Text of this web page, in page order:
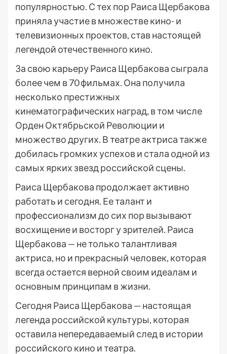
популярностью. С тех пор Раиса Щербакова
приняла участие в множестве кино- и
телевизионных проектов, став настоящей
легендой отечественного кино.
За свою карьеру Раиса Щербакова сыграла
более чем в 70 фильмах. Она получила
несколько престижных
кинематографических наград, в том числе
Орден Октябрьской Революции и
множество других. В театре актриса также
добилась громких успехов и стала одной из
самых ярких звезд российской сцены.
Раиса Щербакова продолжает активно
работать и сегодня. Ее талант и
профессионализм до сих пор вызывают
восхищение и восторг у зрителей. Раиса
Щербакова — не только талантливая
актриса, но и прекрасный человек, которая
всегда остается верной своим идеалам и
основным принципам в жизни.
Сегодня Раиса Щербакова — настоящая
легенда российской культуры, которая
оставила непередаваемый след в истории
российского кино и театра.